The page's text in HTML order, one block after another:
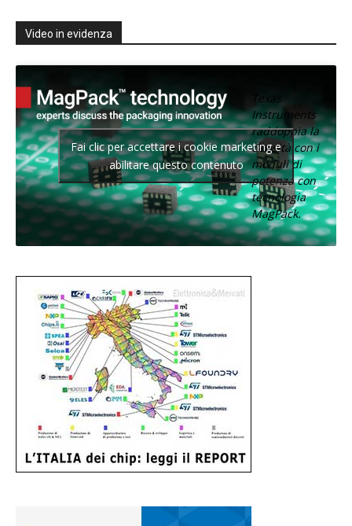
Video in evidenza
Texas
Instruments
raddoppia la
densità con i
moduli di
potenza con
tecnologia
MagPack.
Fai clic per accettare i cookie marketing e
abilitare questo contenuto